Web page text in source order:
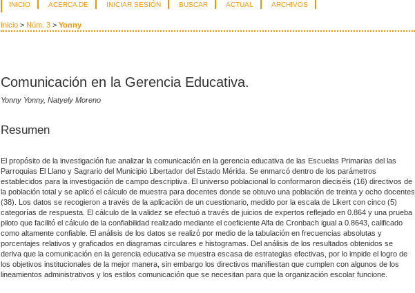
INICIO ACERCA DE INICIAR SESIÓN BUSCAR ACTUAL ARCHIVOS
Inicio > Núm. 3 > Yonny
Comunicación en la Gerencia Educativa.
Yonny Yonny, Natyely Moreno
Resumen
El propósito de la investigación fue analizar la comunicación en la gerencia educativa de las Escuelas Primarias del las
Parroquias El Llano y Sagrario del Municipio Libertador del Estado Mérida. Se enmarcó dentro de los parámetros
establecidos para la investigación de campo descriptiva. El universo poblacional lo conformaron dieciséis (16) directivos de
la población total y se aplicó el cálculo de muestra para docentes donde se obtuvo una población de treinta y ocho docentes
(38). Los datos se recogieron a través de la aplicación de un cuestionario, medido por la escala de Likert con cinco (5)
categorías de respuesta. El cálculo de la validez se efectuó a través de juicios de expertos reflejado en 0.864 y una prueba
piloto que facilitó el cálculo de la confiabilidad realizado mediante el coeficiente Alfa de Cronbach igual a 0.8643, calificado
como altamente confiable. El análisis de los datos se realizó por medio de la tabulación en frecuencias absolutas y
porcentajes relativos y graficados en diagramas circulares e histogramas. Del análisis de los resultados obtenidos se
deriva que la comunicación en la gerencia educativa se muestra escasa de estrategias efectivas, por lo impide el logro de
los objetivos institucionales de la mejor manera, sin embargo los directivos manifiestan que cumplen con algunos de los
lineamientos administrativos y los estilos comunicación que se necesitan para que la organización escolar funcione.